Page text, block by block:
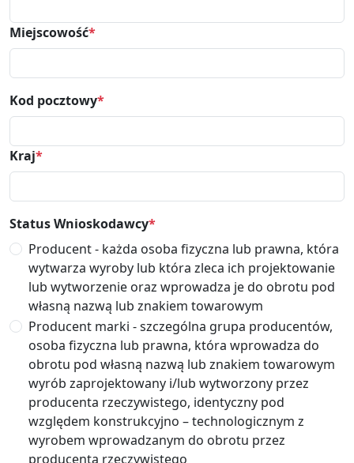
Miejscowość*
Kod pocztowy*
Kraj*
Status Wnioskodawcy*
Producent - każda osoba fizyczna lub prawna, która
wytwarza wyroby lub która zleca ich projektowanie
lub wytworzenie oraz wprowadza je do obrotu pod
własną nazwą lub znakiem towarowym
Producent marki - szczególna grupa producentów,
osoba fizyczna lub prawna, która wprowadza do
obrotu pod własną nazwą lub znakiem towarowym
wyrób zaprojektowany i/lub wytworzony przez
producenta rzeczywistego, identyczny pod
względem konstrukcyjno – technologicznym z
wyrobem wprowadzanym do obrotu przez
producenta rzeczywistego